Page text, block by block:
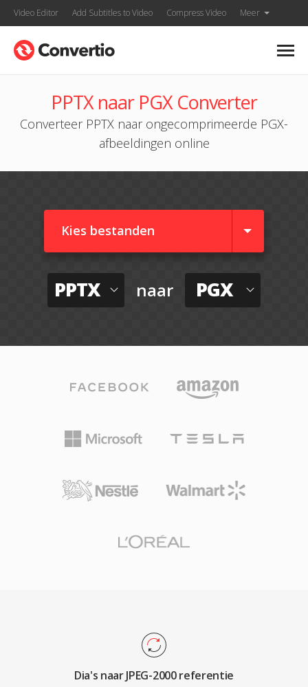
Video Editor Add Subtitles to Video Compress Video Meer
PPTX naar PGX Converter
Converteer PPTX naar ongecomprimeerde PGX-
afbeeldingen online
Kies bestanden
PPTX naar PGX
Dia's naar JPEG-2000 referentie